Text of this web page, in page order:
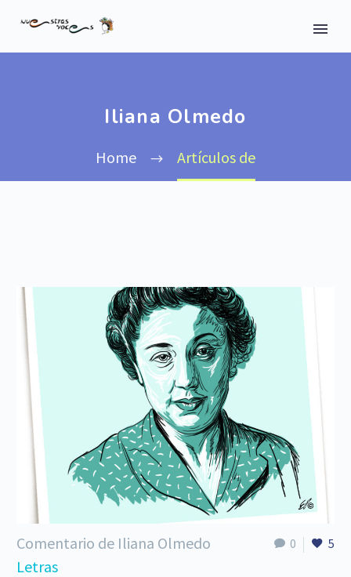
Iliana Olmedo
Home Artículos de
0 5
Comentario de Iliana Olmedo
Letras